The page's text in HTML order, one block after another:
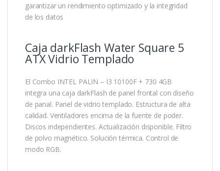
garantizar un rendimiento optimizado y la integridad
de los datos
Caja darkFlash Water Square 5
ATX Vidrio Templado
El Combo INTEL PALIN – I3 10100F + 730 4GB
integra una caja darkFlash de panel frontal con diseño
de panal. Panel de vidrio templado. Estructura de alta
calidad. Ventiladores encima de la fuente de poder.
Discos independientes. Actualización disponible. Filtro
de polvo magnético. Solución térmica. Control de
modo RGB.